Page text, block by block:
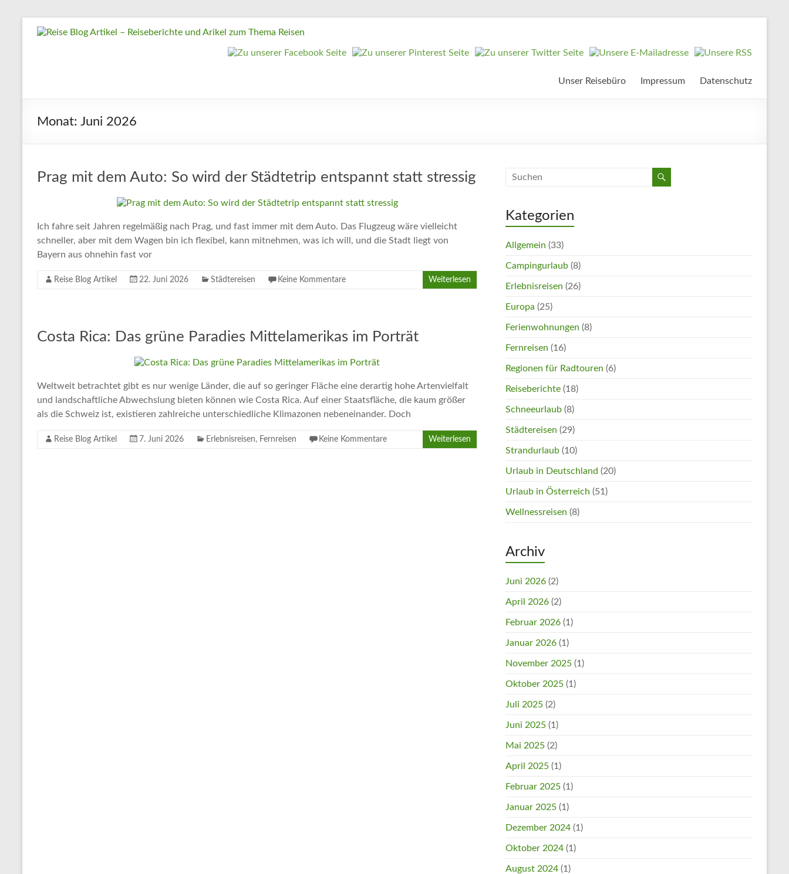
InhaltReise
und
Thema
Reise
Urlaub,
Artikel
und
Reisen
Unser Reisebüro Impressum Datenschutz
Monat: Juni 2026
Prag mit dem Auto: So wird der Städtetrip entspannt statt stressig
Ich fahre seit Jahren regelmäßig nach Prag, und fast immer mit dem Auto. Das Flugzeug wäre vielleicht
schneller, aber mit dem Wagen bin ich flexibel, kann mitnehmen, was ich will, und die Stadt liegt von
Bayern aus ohnehin fast vor
Reise Blog Artikel 22. Juni 2026 Städtereisen Keine Kommentare Weiterlesen
Costa Rica: Das grüne Paradies Mittelamerikas im Porträt
Weltweit betrachtet gibt es nur wenige Länder, die auf so geringer Fläche eine derartig hohe Artenvielfalt
und landschaftliche Abwechslung bieten können wie Costa Rica. Auf einer Staatsfläche, die kaum größer
als die Schweiz ist, existieren zahlreiche unterschiedliche Klimazonen nebeneinander. Doch
Reise Blog Artikel 7. Juni 2026 Erlebnisreisen, Fernreisen Keine Kommentare Weiterlesen
Kategorien
Allgemein (33)
Campingurlaub (8)
Erlebnisreisen (26)
Europa (25)
Ferienwohnungen (8)
Fernreisen (16)
Regionen für Radtouren (6)
Reiseberichte (18)
Schneeurlaub (8)
Städtereisen (29)
Strandurlaub (10)
Urlaub in Deutschland (20)
Urlaub in Österreich (51)
Wellnessreisen (8)
Archiv
Juni 2026 (2)
April 2026 (2)
Februar 2026 (1)
Januar 2026 (1)
November 2025 (1)
Oktober 2025 (1)
Juli 2025 (2)
Juni 2025 (1)
Mai 2025 (2)
April 2025 (1)
Februar 2025 (1)
Januar 2025 (1)
Dezember 2024 (1)
Oktober 2024 (1)
August 2024 (1)